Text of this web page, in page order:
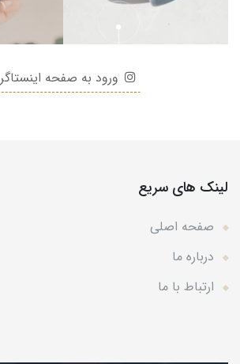
ورود به صفحه
لینک های سریع
صفحه اصلی
درباره ما
ارتباط با ما